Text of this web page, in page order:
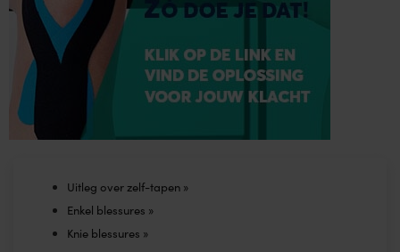
may
chosen
Uitleg over zelf-tapen »
Enkel blessures »
Knie blessures »